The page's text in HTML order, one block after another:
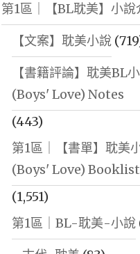
第1區｜【BL耽美】小說
【文案】耽美小說
【書籍評論】耽美BL
(Boys' Love) Notes
(443)
第1區｜【書單】耽美
(Boys' Love) Booklist
(1,551)
第1區｜BL-耽美-小說